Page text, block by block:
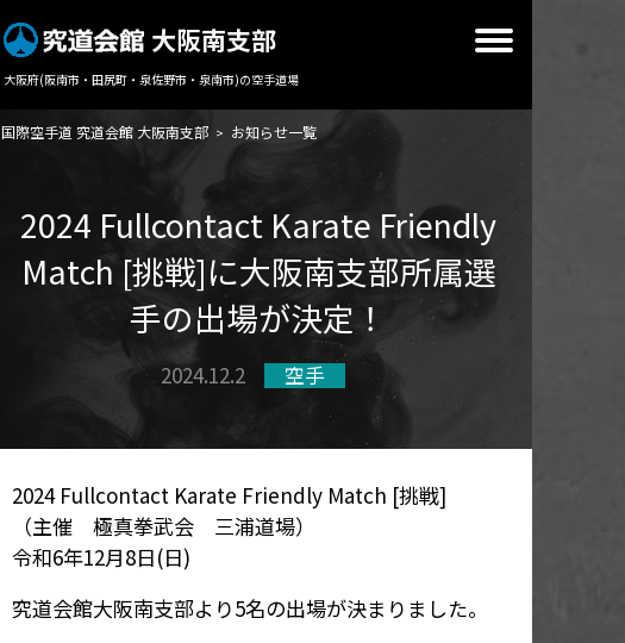
大阪南支部
大阪府(阪南市・田尻町・泉佐野市・泉南市)の空手道場
国際空手道 究道会館 大阪南支部 > お知らせ一覧
2024 Fullcontact Karate Friendly
Match [挑戦]に大阪南支部所属選
手の出場が決定！
2024.12.2 空手
2024 Fullcontact Karate Friendly Match [挑戦]
（主催 極真拳武会 三浦道場）
令和6年12月8日(日)
究道会館大阪南支部より5名の出場が決まりました。